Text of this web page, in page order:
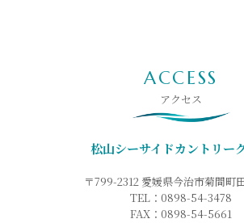
ACCESS
アクセス
松山シーサイドカントリー
〒799-2312 愛媛県今治市菊間町
TEL：0898-54-3478
FAX：0898-54-5661